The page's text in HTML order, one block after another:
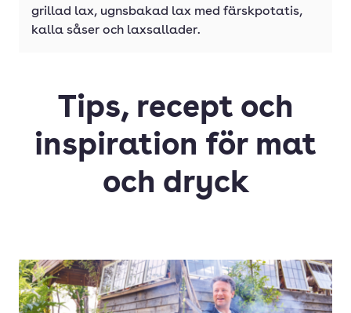
grillad lax, ugnsbakad lax med färskpotatis,
kalla såser och laxsallader.
Tips, recept och
inspiration för mat
och dryck